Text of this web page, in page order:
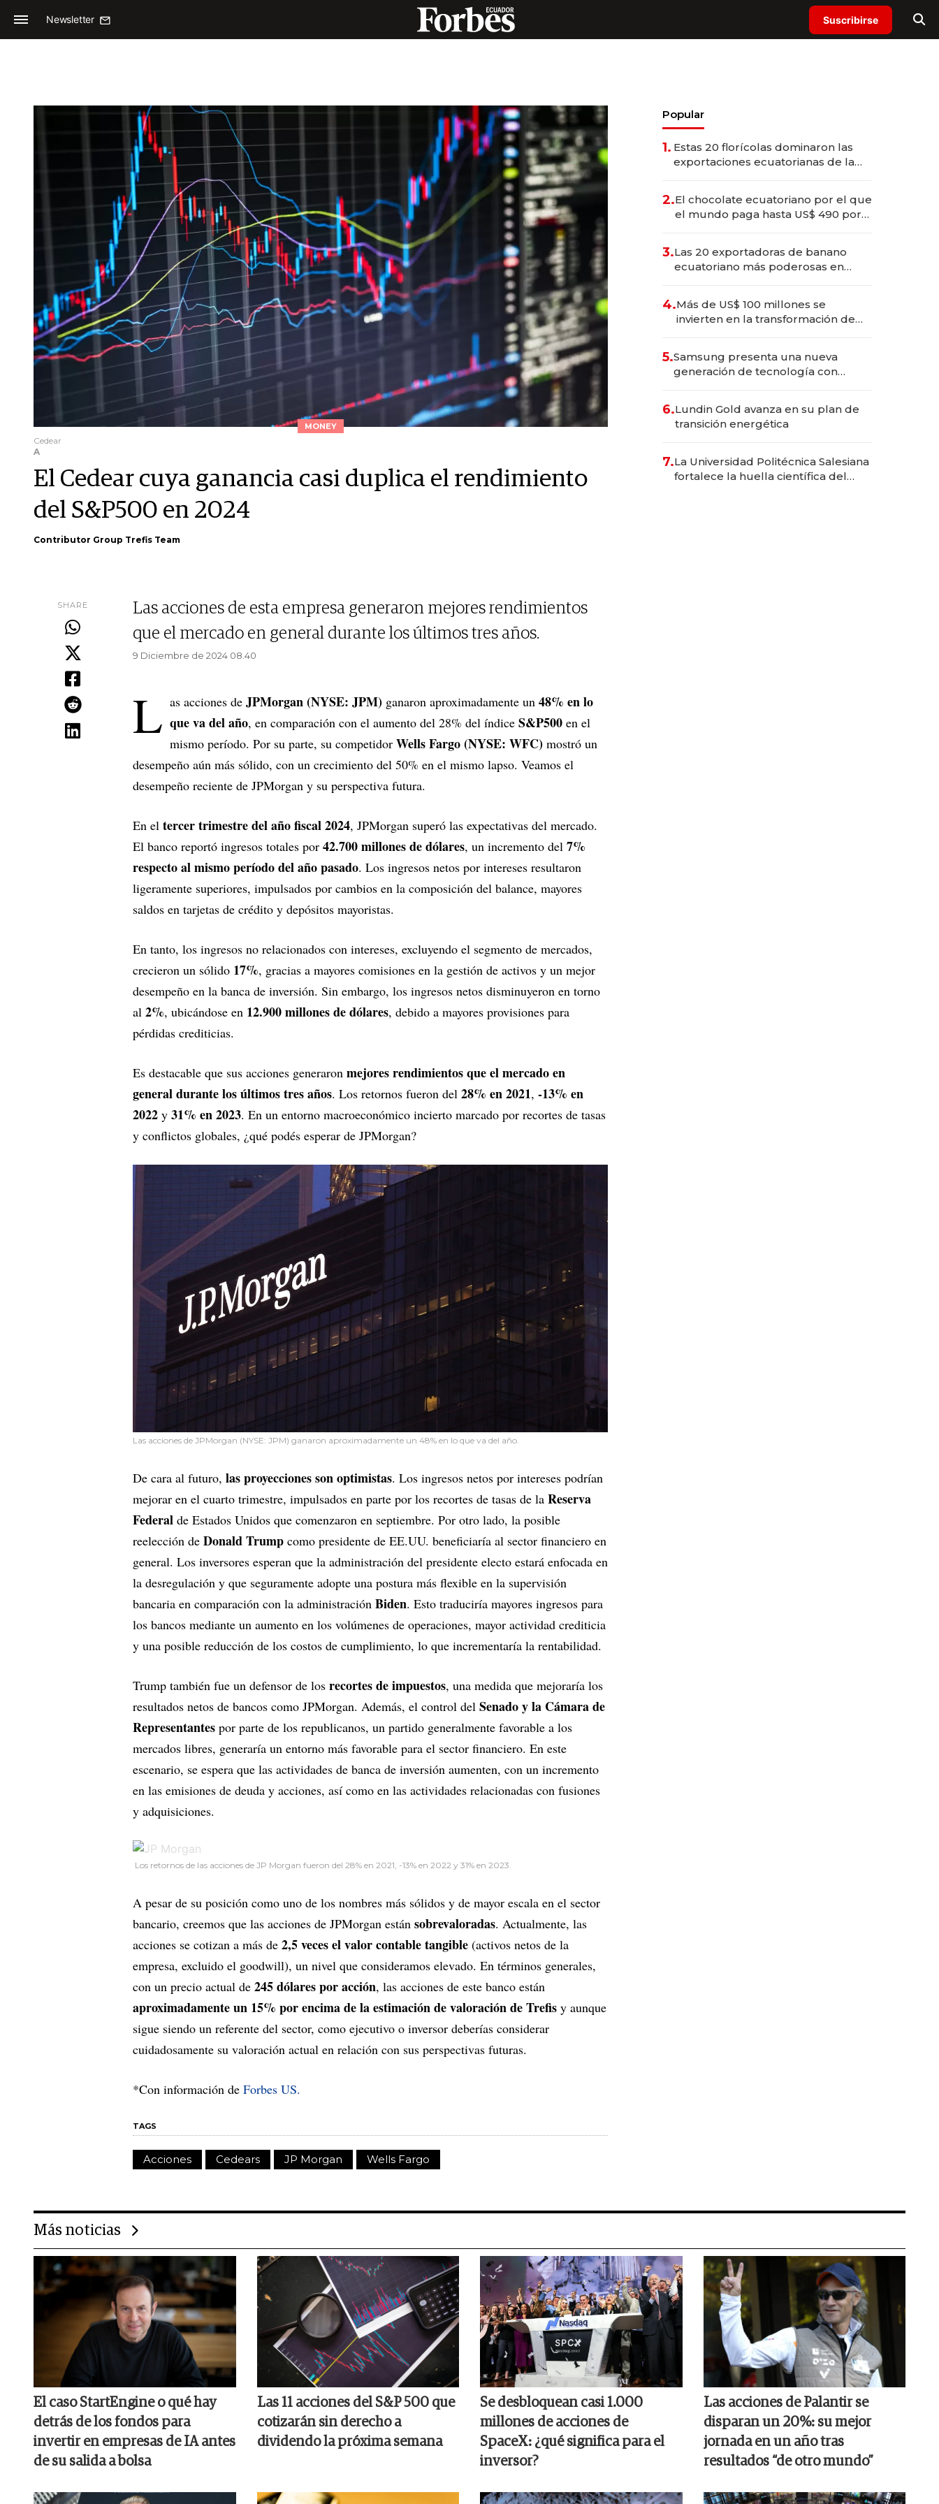
Newsletter Suscribirse
MONEY
Cedear
A
El Cedear cuya ganancia casi duplica el rendimiento
del S&P500 en 2024
Contributor Group Trefis Team
SHARE
Las acciones de esta empresa generaron mejores rendimientos
que el mercado en general durante los últimos tres años.
9 Diciembre de 2024 08.40
L as acciones de JPMorgan(NYSE: JPM) ganaron aproximadamente un 48% en lo
que va del año, en comparación con el aumento del 28% del índice S&P500 en el
mismo período. Por su parte, su competidor Wells Fargo (NYSE: WFC) mostró un
desempeño aún más sólido, con un crecimiento del 50% en el mismo lapso. Veamos el
desempeño reciente de JPMorgan y su perspectiva futura.
En el tercer trimestre del año fiscal 2024, JPMorgan superó las expectativas del mercado.
El banco reportó ingresos totales por 42.700 millones de dólares, un incremento del 7%
respecto al mismo período del año pasado. Los ingresos netos por intereses resultaron
ligeramente superiores, impulsados por cambios en la composición del balance, mayores
saldos en tarjetas de crédito y depósitos mayoristas.
En tanto, los ingresos no relacionados con intereses, excluyendo el segmento de mercados,
crecieron un sólido 17%, gracias a mayores comisiones en la gestión de activos y un mejor
desempeño en la banca de inversión. Sin embargo, los ingresos netos disminuyeron en torno
al 2%, ubicándose en 12.900 millones de dólares, debido a mayores provisiones para
pérdidas crediticias.
Es destacable que sus acciones generaron mejores rendimientos que el mercado en
general durante los últimos tres años. Los retornos fueron del 28% en 2021, -13% en
2022 y 31% en 2023. En un entorno macroeconómico incierto marcado por recortes de tasas
y conflictos globales, ¿qué podés esperar de JPMorgan?
Las acciones de JPMorgan (NYSE: JPM) ganaron aproximadamente un 48% en lo que va del año.
De cara al futuro, las proyecciones son optimistas. Los ingresos netos por intereses podrían
mejorar en el cuarto trimestre, impulsados en parte por los recortes de tasas de la Reserva
Federal de Estados Unidos que comenzaron en septiembre. Por otro lado, la posible
reelección de Donald Trump como presidente de EE.UU. beneficiaría al sector financiero en
general. Los inversores esperan que la administración del presidente electo estará enfocada en
la desregulación y que seguramente adopte una postura más flexible en la supervisión
bancaria en comparación con la administración Biden. Esto traduciría mayores ingresos para
los bancos mediante un aumento en los volúmenes de operaciones, mayor actividad crediticia
y una posible reducción de los costos de cumplimiento, lo que incrementaría la rentabilidad.
Trump también fue un defensor de los recortes de impuestos, una medida que mejoraría los
resultados netos de bancos como JPMorgan. Además, el control del Senado y la Cámara de
Representantes por parte de los republicanos, un partido generalmente favorable a los
mercados libres, generaría un entorno más favorable para el sector financiero. En este
escenario, se espera que las actividades de banca de inversión aumenten, con un incremento
en las emisiones de deuda y acciones, así como en las actividades relacionadas con fusiones
y adquisiciones.
Los retornos de las acciones de JP Morgan fueron del 28% en 2021, -13% en 2022 y 31% en 2023.
A pesar de su posición como uno de los nombres más sólidos y de mayor escala en el sector
bancario, creemos que las acciones de JPMorgan están sobrevaloradas. Actualmente, las
acciones se cotizan a más de 2,5 veces el valor contable tangible (activos netos de la
empresa, excluido el goodwill), un nivel que consideramos elevado. En términos generales,
con un precio actual de 245 dólares por acción, las acciones de este banco están
aproximadamente un 15% por encima de la estimación de valoración de Trefis y aunque
sigue siendo un referente del sector, como ejecutivo o inversor deberías considerar
cuidadosamente su valoración actual en relación con sus perspectivas futuras.
*Con información de Forbes US.
TAGS
Acciones Cedears JP Morgan Wells Fargo
Popular
1. Estas 20 florícolas dominaron las
exportaciones ecuatorianas de la
2.El chocolate ecuatoriano por el que
el mundo paga hasta US$ 490 por
3.Las 20 exportadoras de banano
ecuatoriano más poderosas en
4.Más de US$ 100 millones se
invierten en la transformación de
5.Samsung presenta una nueva
generación de tecnología con
6.Lundin Gold avanza en su plan de
transición energética
7.La Universidad Politécnica Salesiana
fortalece la huella científica del
Más noticias
El caso StartEngine o qué hay
detrás de los fondos para
invertir en empresas de IA antes
de su salida a bolsa
Las 11 acciones del S&P 500 que
cotizarán sin derecho a
dividendo la próxima semana
Se desbloquean casi 1.000
millones de acciones de
SpaceX: ¿qué significa para el
inversor?
Las acciones de Palantir se
disparan un 20%: su mejor
jornada en un año tras
resultados “de otro mundo”